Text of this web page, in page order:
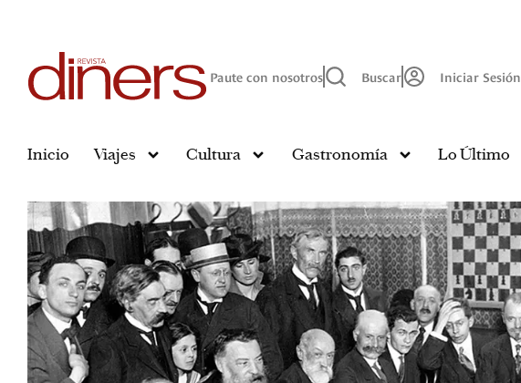
Paute con nosotros Buscar Iniciar Sesión
Inicio Viajes Cultura Gastronomía Lo Último